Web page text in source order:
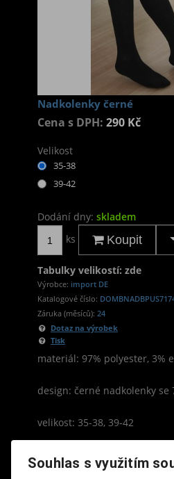
Nadkolenky černé
Cena s DPH: 290 Kč
Velikost
35-38
39-42
Dodání dny: skladem
ks
Koupit
Tabulky velikostí: zde
Výrobce: import DE
Katalogové číslo:
Záruka (měsíců): 24
Dotaz na výrobek
Tisk
materiál: 97% polyester, 3%
design: černé nadkolenky
velikost: 35-38, 39-42
Souhlas s využitím